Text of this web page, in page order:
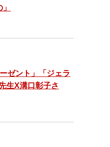
ゼント」「ジェラ
生X溝口彰子さ